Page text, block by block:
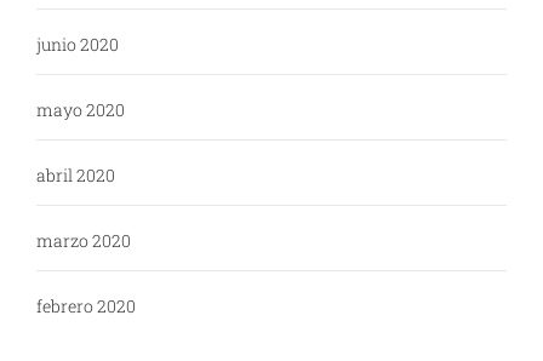
junio 2020
mayo 2020
abril 2020
marzo 2020
febrero 2020